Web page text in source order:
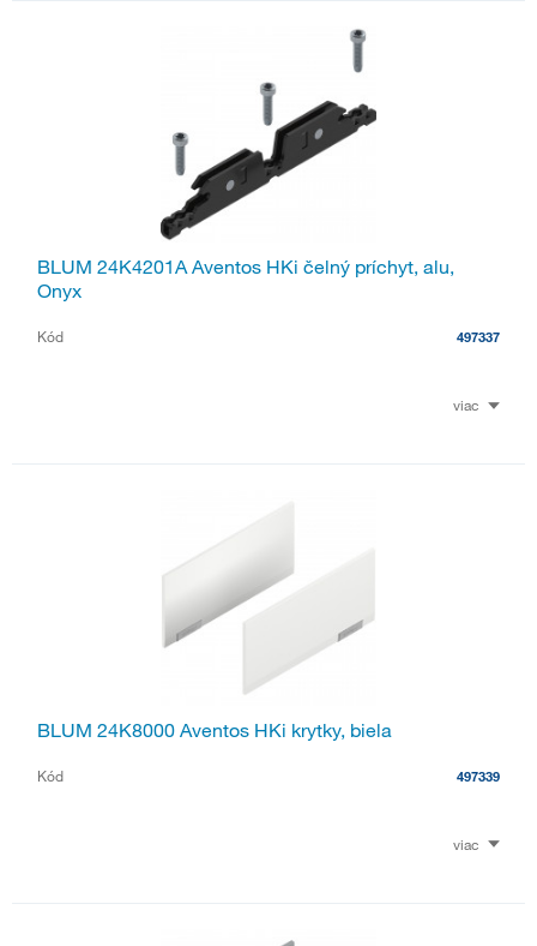
BLUM 24K4201A Aventos HKi čelný príchyt, alu,
Onyx
Kód 497337
viac
BLUM 24K8000 Aventos HKi krytky, biela
Kód 497339
viac